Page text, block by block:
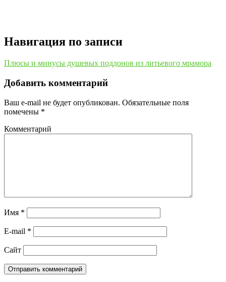
Навигация по записи
Плюсы и минусы душевых поддонов из литьевого мрамора
Добавить комментарий
Ваш e-mail не будет опубликован. Обязательные поля
помечены *
Комментарий
Имя *
E-mail *
Сайт